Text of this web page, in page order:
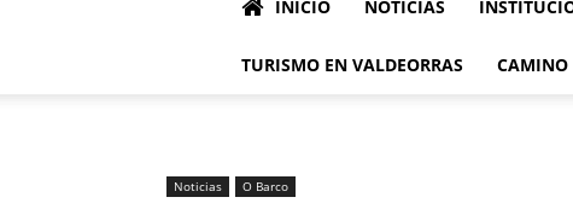
INICIO NOTICIAS
TURISMO EN VALDEORRAS CAMINO
Noticias O Barco